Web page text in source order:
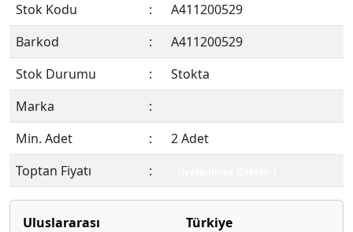
Stok Kodu
:
A411200529
Barkod
:
A411200529
Stok Durumu
:
Stokta
Marka
:
Min. Adet
:
2 Adet
Toptan Fiyatı
:
Uluslararası
Türkiye